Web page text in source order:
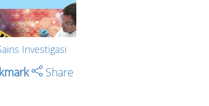
Investigasi
Share